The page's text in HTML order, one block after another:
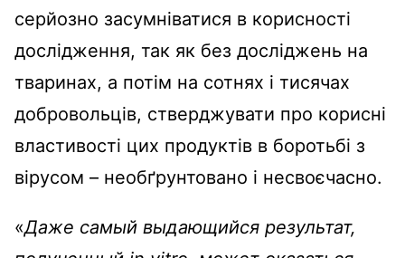
серйозно засумніватися в корисності
дослідження, так як без досліджень на
тваринах, а потім на сотнях і тисячах
добровольців, стверджувати про корисні
властивості цих продуктів в боротьбі з
вірусом – необґрунтовано і несвоєчасно.
«Даже самый выдающийся результат,